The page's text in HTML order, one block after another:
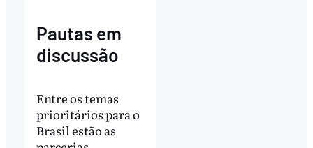
Pautas em
discussão
Entre os temas
prioritários para o
Brasil estão as